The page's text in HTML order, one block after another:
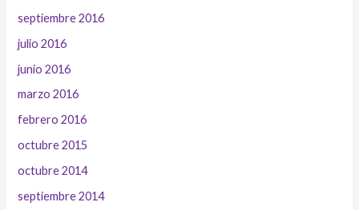
septiembre 2016
julio 2016
junio 2016
marzo 2016
febrero 2016
octubre 2015
octubre 2014
septiembre 2014